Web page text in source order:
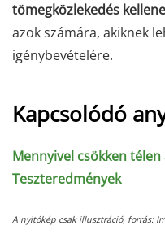
tömegközlekedés
azok számára, akiknek
igénybevételére.
Kapcsolódó
Mennyivel csökken
Teszteredmények
A nyitókép csak illusztráció, forrás: